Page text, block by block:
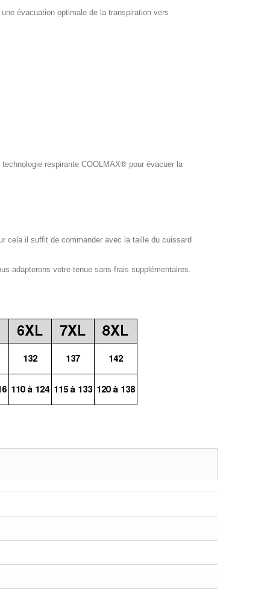
évacuation optimale de la transpiration vers
respirante COOLMAX® pour évacuer la
cela il suffit de commander avec la taille du cuissard
adapterons votre tenue sans frais supplémentaires.